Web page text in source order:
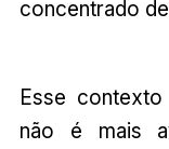
concentrado
Esse
não é mais